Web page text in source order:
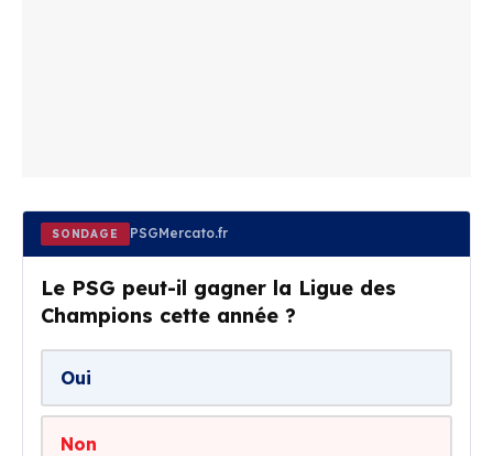
SONDAGE PSGMercato.fr
Le PSG peut-il gagner la Ligue des
Champions cette année ?
Oui
Non